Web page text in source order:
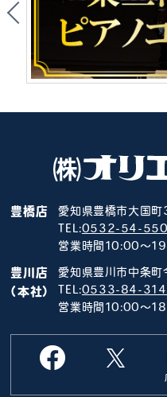
豊橋店
愛知県豊橋市大国
TEL:0532-54-
営業時間10:00～
豊川店
（本社）
愛知県豊川市中条
TEL:0533-84-
営業時間10:00～